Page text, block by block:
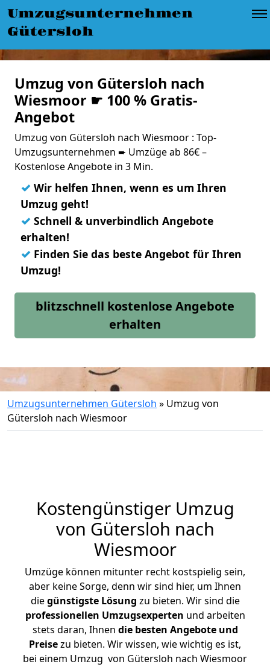
Umzugsunternehmen
Gütersloh
Umzug von Gütersloh nach
Wiesmoor ☛ 100 % Gratis-
Angebot
Umzug von Gütersloh nach Wiesmoor : Top-
Umzugsunternehmen ➨ Umzüge ab 86€ –
Kostenlose Angebote in 3 Min.
✓ Wir helfen Ihnen, wenn es um Ihren
Umzug geht!
✓ Schnell & unverbindlich Angebote
erhalten!
✓ Finden Sie das beste Angebot für Ihren
Umzug!
blitzschnell kostenlose Angebote
erhalten
Umzugsunternehmen Gütersloh » Umzug von
Gütersloh nach Wiesmoor
Kostengünstiger Umzug
von Gütersloh nach
Wiesmoor
Umzüge können mitunter recht kostspielig sein,
aber keine Sorge, denn wir sind hier, um Ihnen
diegünstigste Lösung zu bieten. Wir sind die
professionellen Umzugsexperten und arbeiten
stets daran, Ihnen die besten Angebote und
Preisezu bieten. Wir wissen, wie wichtig es ist,
bei einem Umzug von Gütersloh nach Wiesmoor